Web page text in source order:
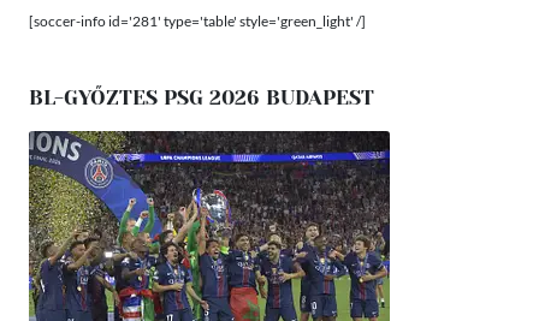
[soccer-info id='281' type='table' style='green_light' /]
BL-GYŐZTES PSG 2026 BUDAPEST